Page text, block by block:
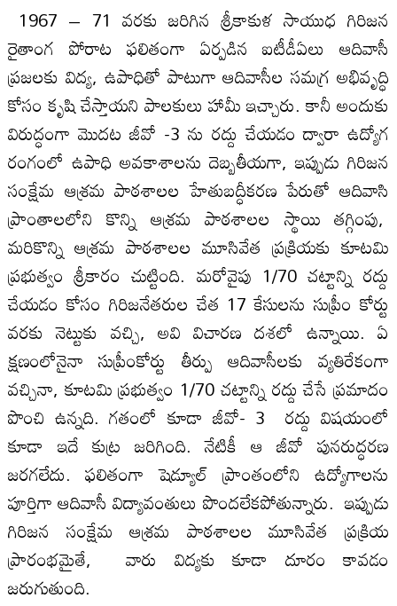
1967 – 71 వరకు జరిగిన శ్రీకాకుళ సాయుధ గిరిజన
రైతాంగ పోరాట ఫలితంగా ఏర్పడిన ఐటీడీఏలు ఆదివాసీ
ప్రజలకు విద్య, ఉపాధితో పాటుగా ఆదివాసీల సమగ్ర అభివృద్ధి
కోసం కృషి చేస్తాయని పాలకులు హామీ ఇచ్చారు. కానీ అందుకు
విరుద్ధంగా మొదట జీవో -3 ను రద్దు చేయడం ద్వారా ఉద్యోగ
రంగంలో ఉపాధి అవకాశాలను దెబ్బతీయగా, ఇప్పుడు గిరిజన
సంక్షేమ ఆశ్రమ పాఠశాలల హేతుబద్ధీకరణ పేరుతో ఆదివాసి
ప్రాంతాలలోని కొన్ని ఆశ్రమ పాఠశాలల స్థాయి తగ్గింపు,
మరికొన్ని ఆశ్రమ పాఠశాలల మూసివేత ప్రక్రియకు కూటమి
ప్రభుత్వం శ్రీకారం చుట్టింది. మరోవైపు 1/70 చట్టాన్ని రద్దు
చేయడం కోసం గిరిజనేతరుల చేత 17 కేసులను సుప్రీం కోర్టు
వరకు నెట్టుకు వచ్చి, అవి విచారణ దశలో ఉన్నాయి. ఏ
క్షణంలోనైనా సుప్రీంకోర్టు తీర్పు ఆదివాసీలకు వ్యతిరేకంగా
వచ్చినా, కూటమి ప్రభుత్వం 1/70 చట్టాన్ని రద్దు చేసే ప్రమాదం
పొంచి ఉన్నది. గతంలో కూడా జీవో- 3 రద్దు విషయంలో
కూడా ఇదే కుట్ర జరిగింది. నేటికీ ఆ జీవో పునరుద్ధరణ
జరగలేదు. ఫలితంగా షెడ్యూల్ ప్రాంతంలోని ఉద్యోగాలను
పూర్తిగా ఆదివాసీ విద్యావంతులు పొందలేకపోతున్నారు. ఇప్పుడు
గిరిజన సంక్షేమ ఆశ్రమ పాఠశాలల మూసివేత ప్రక్రియ
ప్రారంభమైతే, వారు విద్యకు కూడా దూరం కావడం
జరుగుతుంది.